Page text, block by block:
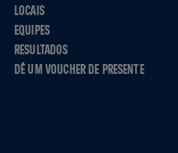
LOCAIS
EQUIPES
RESULTADOS
DÊ UM VOUCHER DE PRESENTE